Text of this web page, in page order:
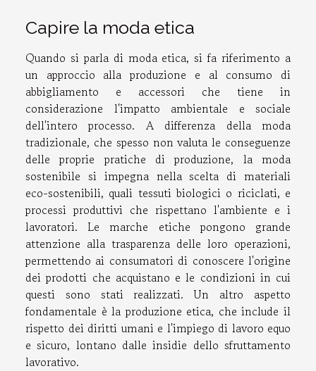
Capire la moda etica
Quando si parla di moda etica, si fa riferimento a
un approccio alla produzione e al consumo di
abbigliamento e accessori che tiene in
considerazione l'impatto ambientale e sociale
dell'intero processo. A differenza della moda
tradizionale, che spesso non valuta le conseguenze
delle proprie pratiche di produzione, la moda
sostenibile si impegna nella scelta di materiali
eco-sostenibili, quali tessuti biologici o riciclati, e
processi produttivi che rispettano l'ambiente e i
lavoratori. Le marche etiche pongono grande
attenzione alla trasparenza delle loro operazioni,
permettendo ai consumatori di conoscere l'origine
dei prodotti che acquistano e le condizioni in cui
questi sono stati realizzati. Un altro aspetto
fondamentale è la produzione etica, che include il
rispetto dei diritti umani e l'impiego di lavoro equo
e sicuro, lontano dalle insidie dello sfruttamento
lavorativo.